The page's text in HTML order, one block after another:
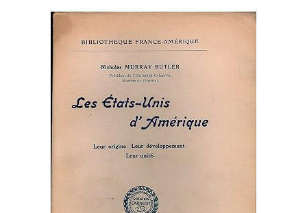
Libros antiguos
Arte y coleccionismo
Comenzar a vender
CERRAR